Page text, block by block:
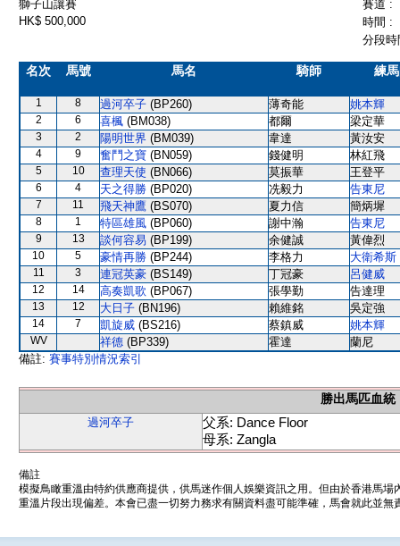
獅子山讓賽
賽道 :
HK$ 500,000
時間 :
分段
名次 馬號 馬名 騎師 練
1 8 過河卒子 (BP260) 薄奇能 姚本輝
2 6 喜楓 (BM038) 都爾 梁定華
3 2 陽明世界 (BM039) 韋達 黃汝安
4 9 奮鬥之寶 (BN059) 錢健明 林紅飛
5 10 查理天使 (BN066) 莫振華 王登平
6 4 天之得勝 (BP020) 冼毅力 告東尼
7 11 飛天神鷹 (BS070) 夏力信 簡炳墀
8 1 特區雄風 (BP060) 謝中瀚 告東尼
9 13 談何容易 (BP199) 余健誠 黃偉烈
10 5 豪情再勝 (BP244) 李格力 大衛希斯
11 3 連冠英豪 (BS149) 丁冠豪 呂健威
12 14 高奏凱歌 (BP067) 張學勤 告達理
13 12 大日子 (BN196) 賴維銘 吳定強
14 7 凱旋威 (BS216) 蔡鎮威 姚本輝
WV 祥德 (BP339) 霍達
蘭尼
備註: 賽事特別情況索引
勝出馬匹血統
過河卒子
父系: Dance Floor
母系: Zangla
備註
模擬鳥瞰重溫由特約供應商提供，供馬迷作個人娛樂資訊之用。但由於香港馬
重溫片段出現偏差。本會已盡一切努力務求有關資料盡可能準確，馬會就此並